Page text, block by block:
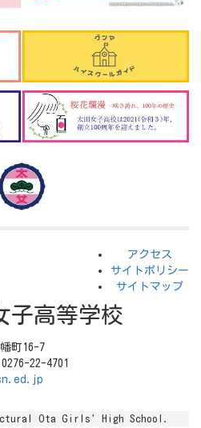
アクセス
サイトポリシー
サイトマップ
子高等学校
町16-7
22-4701
Ota Girls' High School.